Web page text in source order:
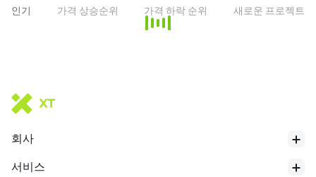
인기 가격 상승순위 가격 하락 순위 새로운 프로젝트
회사
서비스